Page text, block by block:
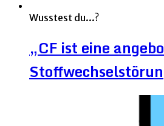
Wusstest du...?
„CF ist eine